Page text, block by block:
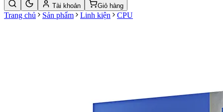
Tài khoản
Giỏ hàng
Trang chủ Sản phẩm Linh kiện CPU